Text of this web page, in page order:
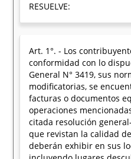
RESUELVE:
Art. 1°. - Los
conformidad con lo
General N° 3419, sus
modificatorias, se
facturas o documentos
operaciones
citada resolución
que revistan la calidad
deberán exhibir en sus